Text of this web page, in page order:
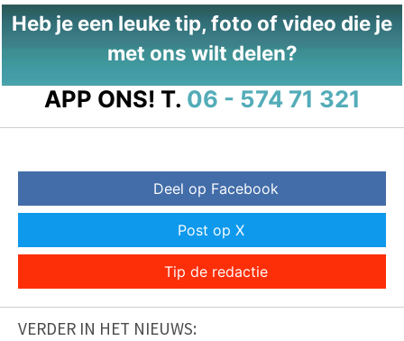
Heb je een leuke tip, foto of video die je
met ons wilt delen?
APP ONS! T. 06 - 574 71 321
Deel op Facebook
Post op X
Tip de redactie
VERDER IN HET NIEUWS: